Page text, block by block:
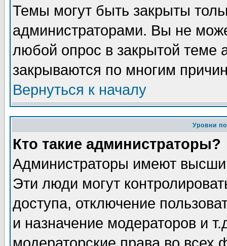
Темы могут быть закрыты
администраторами. Вы не
любой опрос в закрытой теме
закрываются по многим
Вернуться к началу
Уровни
Кто такие администраторы?
Администраторы имеют
Эти люди могут
доступа, отключение
и назначение модераторов и